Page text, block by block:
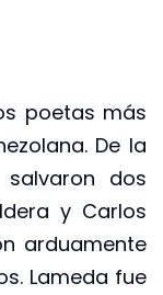
poetas más
De la
dos
y Carlos
arduamente
Lameda fue